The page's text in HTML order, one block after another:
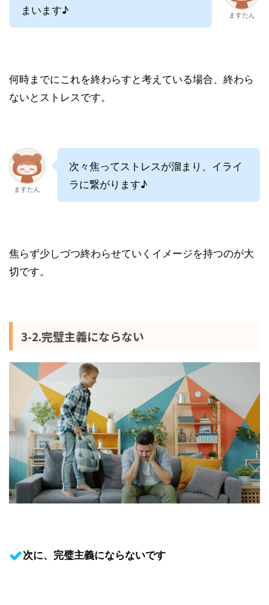
まいます♪
ますたん
何時までにこれを終わらすと考えている場合、終わら
ないとストレスです。
ますたん
次々焦ってストレスが溜まり、イライ
ラに繋がります♪
焦らず少しづつ終わらせていくイメージを持つのが大
切です。
3-2.完璧主義にならない
次に、完璧主義にならないです